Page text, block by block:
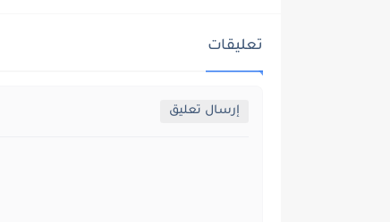
تعليقات
إرسال تعليق